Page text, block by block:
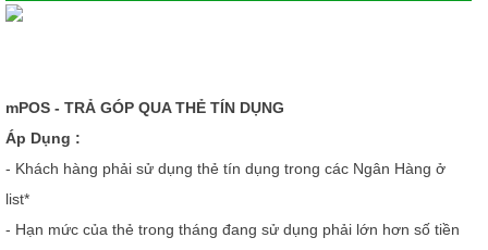
mPOS - TRẢ GÓP QUA THẺ TÍN DỤNG
Áp Dụng :
- Khách hàng phải sử dụng thẻ tín dụng trong các Ngân Hàng ở
list*
- Hạn mức của thẻ trong tháng đang sử dụng phải lớn hơn số tiền